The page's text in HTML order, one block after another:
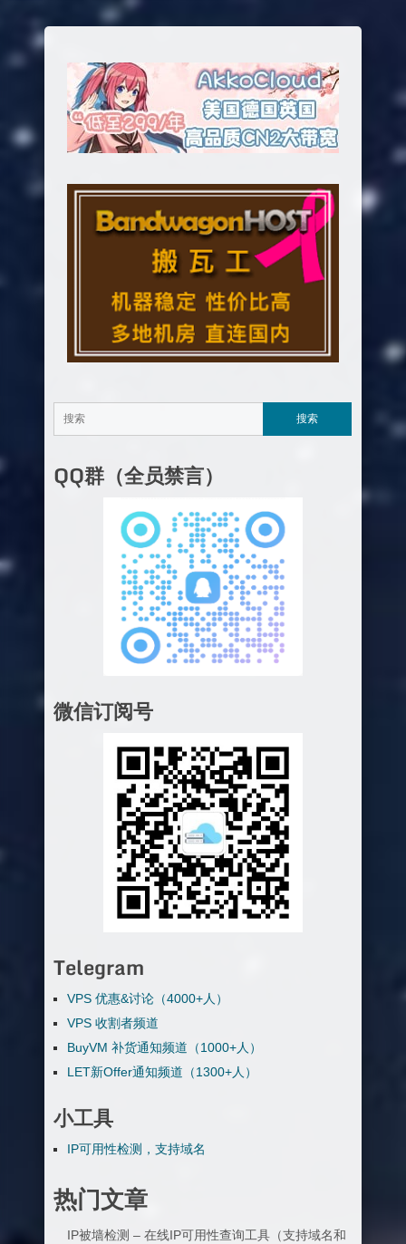
分
页
QQ群（全员禁言）
微信订阅号
Telegram
VPS 优惠&讨论（4000+人）
VPS 收割者频道
BuyVM 补货通知频道（1000+人）
LET新Offer通知频道（1300+人）
小工具
IP可用性检测，支持域名
热门文章
IP被墙检测 – 在线IP可用性查询工具（支持域名和